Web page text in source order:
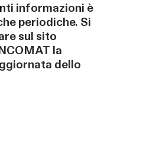
informazioni è
periodiche. Si
sul sito
la
dello